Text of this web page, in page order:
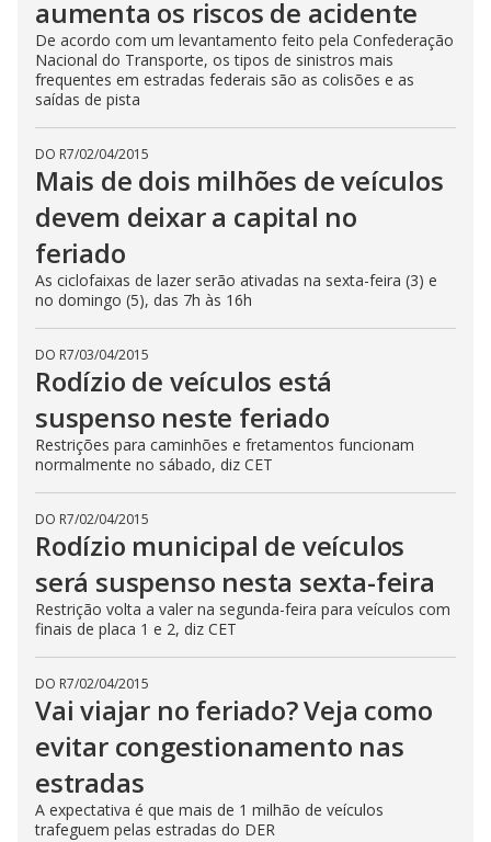
aumenta os riscos de acidente
De acordo com um levantamento feito pela Confederação
Nacional do Transporte, os tipos de sinistros mais
frequentes em estradas federais são as colisões e as
saídas de pista
DO R7/02/04/2015
Mais de dois milhões de veículos
devem deixar a capital no
feriado
As ciclofaixas de lazer serão ativadas na sexta-feira (3) e
no domingo (5), das 7h às 16h
DO R7/03/04/2015
Rodízio de veículos está
suspenso neste feriado
Restrições para caminhões e fretamentos funcionam
normalmente no sábado, diz CET
DO R7/02/04/2015
Rodízio municipal de veículos
será suspenso nesta sexta-feira
Restrição volta a valer na segunda-feira para veículos com
finais de placa 1 e 2, diz CET
DO R7/02/04/2015
Vai viajar no feriado? Veja como
evitar congestionamento nas
estradas
A expectativa é que mais de 1 milhão de veículos
trafeguem pelas estradas do DER